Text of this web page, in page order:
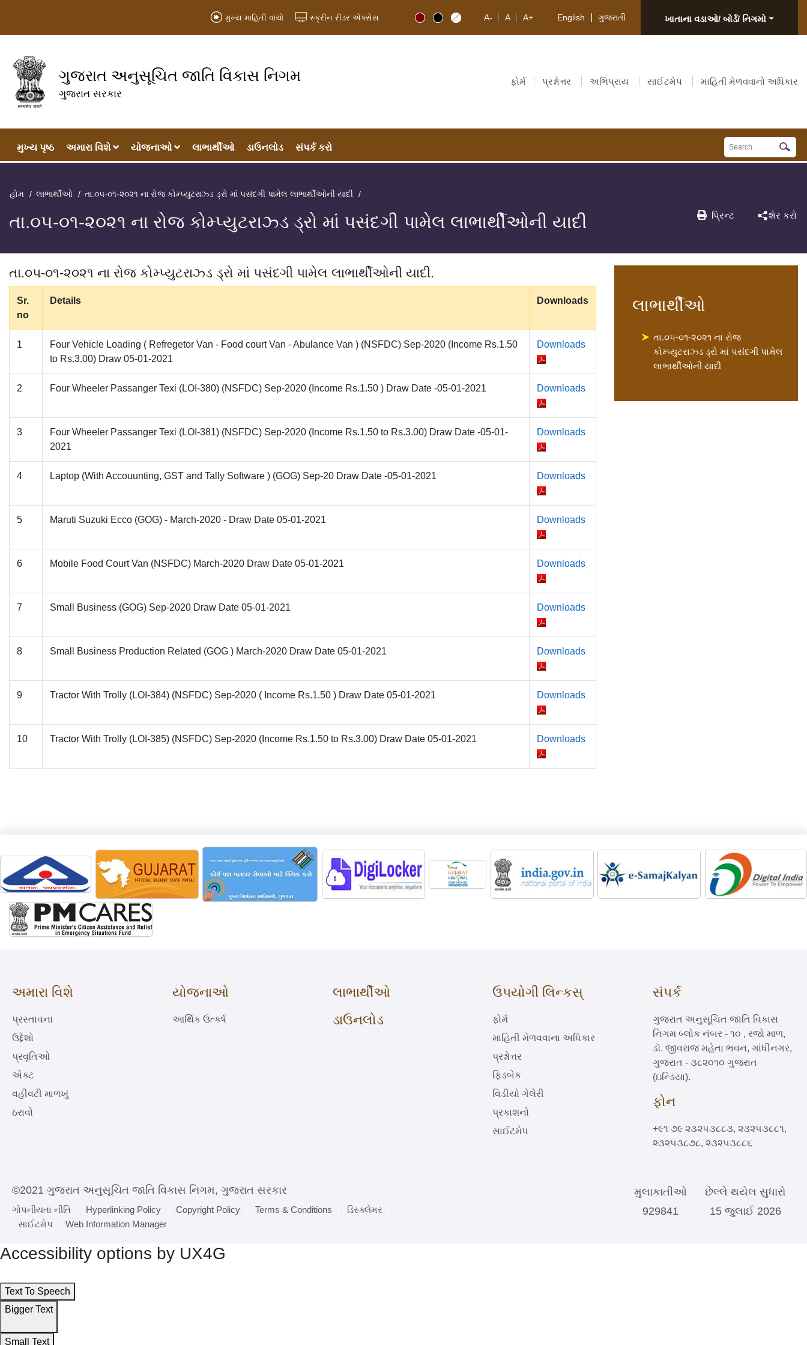
મુખ્ય માહિતી વાંચો સ્ક્રીન રીડર એક્સેસ A- A A+ English ગુજરાતી ખાતાના વડાઓ/ બોર્ડ/ નિગમો
ગુજરાત અનુસૂચિત જાતિ વિકાસ નિગમ
ગુજરાત સરકાર
ફોર્મ પ્રશ્નોત્તર અભિપ્રાય સાઈટમેપ માહિતી મેળવવાનો અધિકાર
મુખ્‍ય પૃષ્ઠ અમારા વિશે યોજનાઓ લાભાર્થીઓ ડાઉનલોડ સંપર્ક કરો
હોમ લાભાર્થીઓ તા.૦૫-૦૧-૨૦૨૧ ના રોજ કોમ્પ્યુટરાઝ્ડ ડ્રો માં પસંદગી પામેલ લાભાર્થીઓની યાદી
તા.૦૫-૦૧-૨૦૨૧ ના રોજ કોમ્પ્યુટરાઝ્ડ ડ્રો માં પસંદગી પામેલ લાભાર્થીઓની યાદી પ્રિન્ટ શેર કરો
તા.૦૫-૦૧-૨૦૨૧ ના રોજ કોમ્પ્યુટરાઝ્ડ ડ્રો માં પસંદગી પામેલ લાભાર્થીઓની યાદી.
Sr.
no
Details Downloads
1
Four Vehicle Loading ( Refregetor Van - Food court Van - Abulance Van ) (NSFDC) Sep-2020 (Income Rs.1.50
to Rs.3.00) Draw 05-01-2021
Downloads
2 Four Wheeler Passanger Texi (LOI-380) (NSFDC) Sep-2020 (Income Rs.1.50 ) Draw Date -05-01-2021 Downloads
3
Four Wheeler Passanger Texi (LOI-381) (NSFDC) Sep-2020 (Income Rs.1.50 to Rs.3.00) Draw Date -05-01-
2021
Downloads
4 Laptop (With Accouunting, GST and Tally Software ) (GOG) Sep-20 Draw Date -05-01-2021 Downloads
5 Maruti Suzuki Ecco (GOG) - March-2020 - Draw Date 05-01-2021 Downloads
6 Mobile Food Court Van (NSFDC) March-2020 Draw Date 05-01-2021 Downloads
7 Small Business (GOG) Sep-2020 Draw Date 05-01-2021 Downloads
8 Small Business Production Related (GOG ) March-2020 Draw Date 05-01-2021 Downloads
9 Tractor With Trolly (LOI-384) (NSFDC) Sep-2020 ( Income Rs.1.50 ) Draw Date 05-01-2021 Downloads
10 Tractor With Trolly (LOI-385) (NSFDC) Sep-2020 (Income Rs.1.50 to Rs.3.00) Draw Date 05-01-2021 Downloads
લાભાર્થીઓ
તા.૦૫-૦૧-૨૦૨૧ ના રોજ
કોમ્પ્યુટરાઝ્ડ ડ્રો માં પસંદગી પામેલ
લાભાર્થીઓની યાદી
અમારા વિશે
પ્રસ્તાવના
ઉદ્દેશો
પ્રવૃતિઓ
એક્ટ
વહીવટી માળખું
ઠરાવો
યોજનાઓ
આર્થિક ઉત્કર્ષ
લાભાર્થીઓ
ડાઉનલોડ
ઉપયોગી લિન્કસ્
ફોર્મ
માહિતી મેળવવાના અધિકાર
પ્રશ્નોત્તર
ફિડબેક
વિડીયો ગેલેરી
પ્રકાશનો
સાઈટમેપ
સંપર્ક
ગુજરાત અનુસૂચિત જાતિ વિકાસ
નિગમ બ્લોક નંબર - ૧૦ , રજો માળ,
ડૉ. જીવરાજ મહેતા ભવન, ગાંધીનગર,
ગુજરાત - ૩૮૨૦૧૦ ગુજરાત
(ઇન્ડિયા).
ફોન
+૯૧ ૭૯ ૨૩૨૫૩૮૮૩, ૨૩૨૫૩૮૮૧,
૨૩૨૫૩૮૭૮, ૨૩૨૫૩૮૮૬
©2021 ગુજરાત અનુસૂચિત જાતિ વિકાસ નિગમ, ગુજરાત સરકાર
ગોપનીયતા નીતિ Hyperlinking Policy Copyright Policy Terms & Conditions
ડિસ્ક્લેમર
સાઈટમેપ
Web Information Manager
મુલાકાતીઓ
929841
છેલ્લે થયેલ સુધારો
15 જુલાઈ 2026
Accessibility options by UX4G
Text To Speech
Bigger Text
Small Text